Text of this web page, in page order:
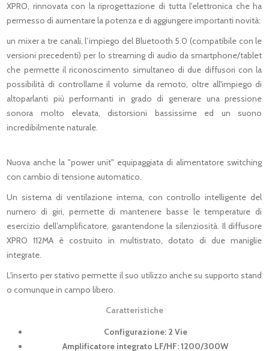
XPRO, rinnovata con la riprogettazione di tutta l'elettronica che ha
permesso di aumentare la potenza e di aggiungere importanti novità:
un mixer a tre canali, l’impiego del Bluetooth 5.0 (compatibile con le
versioni precedenti) per lo streaming di audio da smartphone/tablet
che permette il riconoscimento simultaneo di due diffusori con la
possibilità di controllarne il volume da remoto, oltre all'impiego di
altoparlanti più performanti in grado di generare una pressione
sonora molto elevata, distorsioni bassissime ed un suono
incredibilmente naturale.
Nuova anche la "power unit" equipaggiata di alimentatore switching
con cambio di tensione automatico.
Un sistema di ventilazione interna, con controllo intelligente del
numero di giri, permette di mantenere basse le temperature di
esercizio dell’amplificatore, garantendone la silenziosità. Il diffusore
XPRO 112MA è costruito in multistrato, dotato di due maniglie
integrate.
L'inserto per stativo permette il suo utilizzo anche su supporto stand
o comunque in campo libero.
Caratteristiche
Configurazione: 2 Vie
Amplificatore integrato LF/HF: 1200/300W